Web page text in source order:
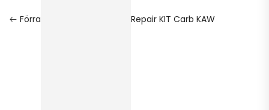
Förra Repair KIT Carb KAW